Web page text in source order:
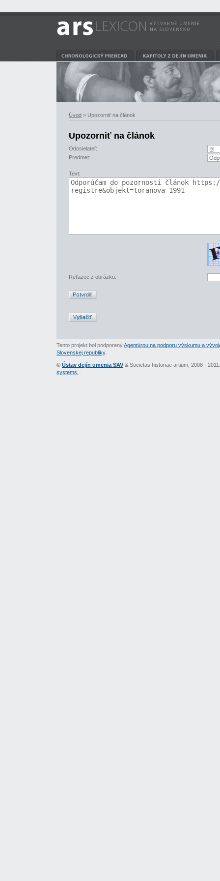
Úvod > Upozorniť na článok
Upozorniť na článok
Odosielateľ:
Predmet:
Text:
Reťazec z obrázku:
Tento projekt bol podporenýAgentúrou na podporu výskumu a
Slovenskej republiky.
© Ústav dejín umenia SAV & Societas historiae artium, 2008 -
systems.